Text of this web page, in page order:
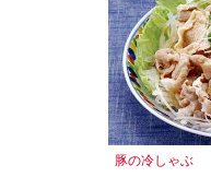
豚の冷しゃぶ